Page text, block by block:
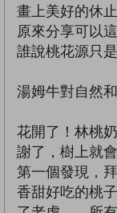
畫上美好的休止
原來分享可以
誰說桃花源只
湯姆牛對自然
花開了！林桃
謝了，樹上就
第一個發現，
香甜好吃的桃